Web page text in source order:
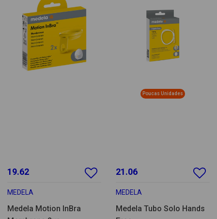
19.62
MEDELA
Medela Motion InBra
Poucas Unidades
21.06
MEDELA
Medela Tubo Solo Hands